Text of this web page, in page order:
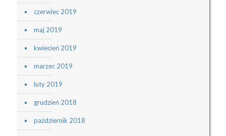
czerwiec 2019
maj 2019
kwiecień 2019
marzec 2019
luty 2019
grudzień 2018
październik 2018